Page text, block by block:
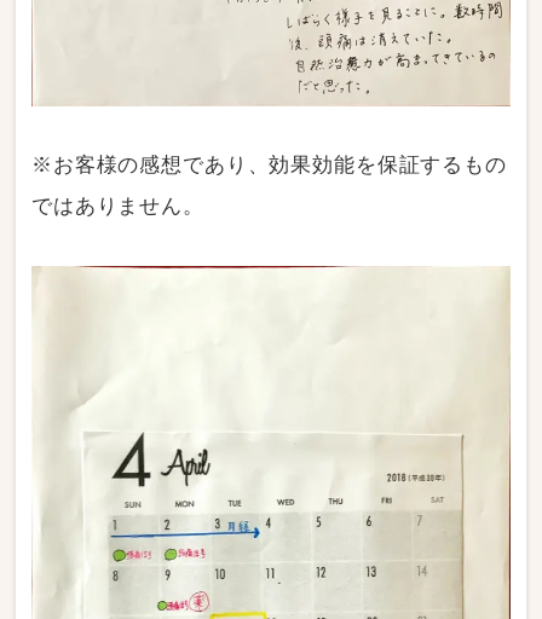
※お客様の感想であり、効果効能を保証するもの
ではありません。